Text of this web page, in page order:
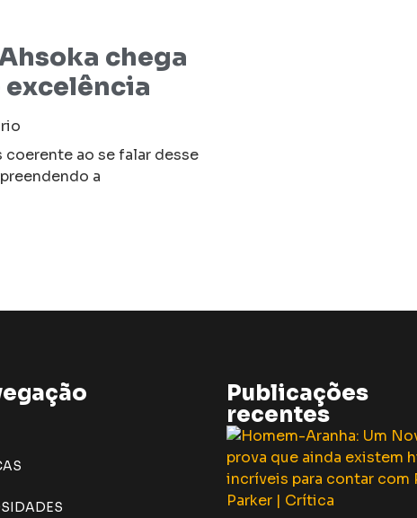
chega
coerente ao se falar desse
a
Publicações
recentes